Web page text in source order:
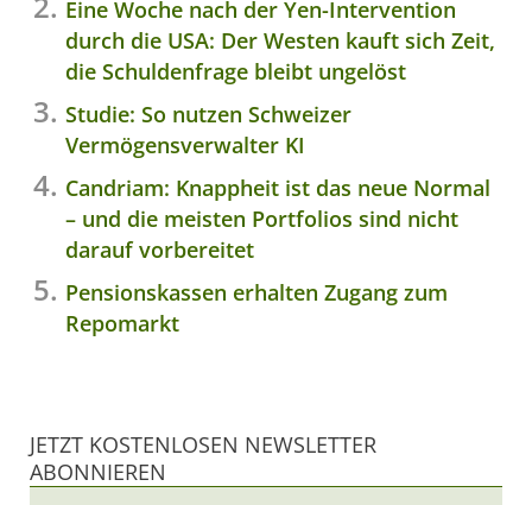
Eine Woche nach der Yen-Intervention
durch die USA: Der Westen kauft sich Zeit,
die Schuldenfrage bleibt ungelöst
Studie: So nutzen Schweizer
Vermögensverwalter KI
Candriam: Knappheit ist das neue Normal
– und die meisten Portfolios sind nicht
darauf vorbereitet
Pensionskassen erhalten Zugang zum
Repomarkt
JETZT KOSTENLOSEN NEWSLETTER
ABONNIEREN